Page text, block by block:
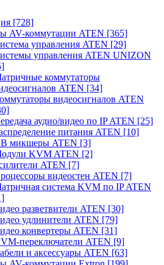
[728]
AV-коммутации ATEN [365]
управления ATEN [29]
управления ATEN UNIZON
коммутаторы
ATEN [34]
видеосигналов ATEN
аудио/видео по IP ATEN [25]
питания ATEN [10]
микшеры ATEN [3]
KVM ATEN [2]
ATEN [7]
видеостен ATEN [7]
система KVM по IP ATEN
разветвители ATEN [30]
удлинители ATEN [79]
конвертеры ATEN [31]
переключатели ATEN [9]
и аксессуары ATEN [63]